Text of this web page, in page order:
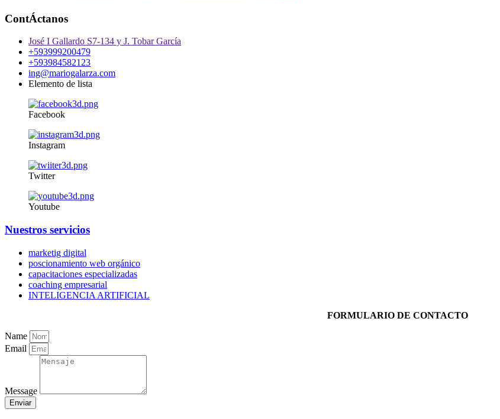
ContÁctanos
José I Gallardo S7-134 y J. Tobar García
+593999200479
+593984582123
ing@mariogalarza.com
Elemento de lista
Facebook
Instagram
Twitter
Youtube
Nuestros servicios
marketig digital
poscionamiento web orgánico
capacitaciones especializadas
coaching empresarial
INTELIGENCIA ARTIFICIAL
FORMULARIO DE CONTACTO
Name
Email
Message
Enviar